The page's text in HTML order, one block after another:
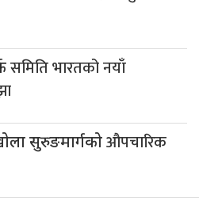
समिति भारतको नयाँ
सुरुङमार्गकोऔपचारिक